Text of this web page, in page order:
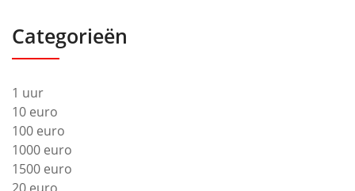
Categorieën
1 uur
10 euro
100 euro
1000 euro
1500 euro